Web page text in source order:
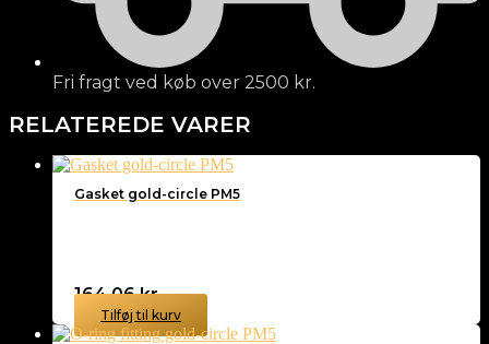
Fri fragt ved køb over 2500 kr.
RELATEREDE VARER
Gasket gold-circle PM5
164,06kr.
Tilføj til kurv